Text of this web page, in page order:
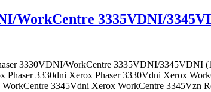
WorkCentre 3335VDNI/
3330VDNI/WorkCentre 3335VDNI/3345VDNI
Phaser 3330dni Xerox Phaser 3330Vdni Xerox
3345Vdni Xerox WorkCentre 3345Vzn